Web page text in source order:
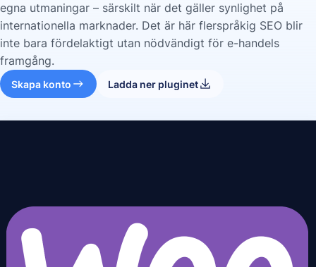
egna utmaningar – särskilt när det gäller synlighet på
internationella marknader. Det är här flerspråkig SEO blir
inte bara fördelaktigt utan nödvändigt för e-handels
framgång.
Skapa konto Ladda ner pluginet